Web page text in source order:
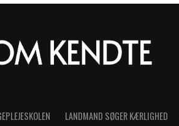
LANDMAND SØGER KÆRLIGHED